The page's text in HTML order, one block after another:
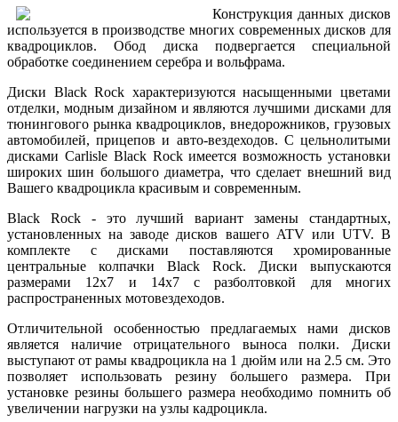
Конструкция данных дисков
используется в производстве многих современных дисков для
квадроциклов. Обод диска подвергается специальной
обработке соединением серебра и вольфрама.
Диски Black Rock характеризуются насыщенными цветами
отделки, модным дизайном и являются лучшими дисками для
тюнингового рынка квадроциклов, внедорожников, грузовых
автомобилей, прицепов и авто-вездеходов. С цельнолитыми
дисками Carlisle Black Rock имеется возможность установки
широких шин большого диаметра, что сделает внешний вид
Вашего квадроцикла красивым и современным.
Black Rock - это лучший вариант замены стандартных,
установленных на заводе дисков вашего ATV или UTV. В
комплекте с дисками поставляются хромированные
центральные колпачки Black Rock. Диски выпускаются
размерами 12x7 и 14x7 c разболтовкой для многих
распространенных мотовездеходов.
Отличительной особенностью предлагаемых нами дисков
является наличие отрицательного выноса полки. Диски
выступают от рамы квадроцикла на 1 дюйм или на 2.5 см. Это
позволяет использовать резину большего размера. При
установке резины большего размера необходимо помнить об
увеличении нагрузки на узлы кадроцикла.